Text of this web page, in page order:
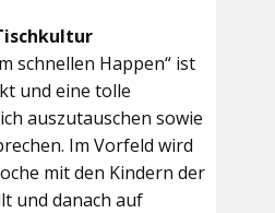
schnellen Happen“ ist
und eine tolle
auszutauschen sowie
Im Vorfeld wird
mit den Kindern der
und danach auf